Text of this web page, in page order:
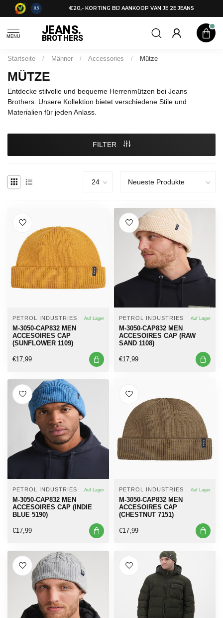
8.5 €20,- KORTING BIJ AANKOOP VAN JE 2E JEANS
MENU JEANS.
BROTHERS
Startseite / Männer / Accessories / Mütze
MÜTZE
Entdecke stilvolle und bequeme Herrenmützen bei Jeans
Brothers. Unsere Kollektion bietet verschiedene Stile und
Materialien für jeden Anlass.
FILTER
PETROL INDUSTRIES Auf Lager
M-3050-CAP832 MEN
ACCESOIRES CAP
(SUNFLOWER 1109)
€17,99
PETROL INDUSTRIES Auf Lager
M-3050-CAP832 MEN
ACCESOIRES CAP (RAW
SAND 1108)
€17,99
PETROL INDUSTRIES Auf Lager
M-3050-CAP832 MEN
ACCESOIRES CAP (INDIE
BLUE 5190)
€17,99
PETROL INDUSTRIES Auf Lager
M-3050-CAP832 MEN
ACCESOIRES CAP
(CHESTNUT 7151)
€17,99